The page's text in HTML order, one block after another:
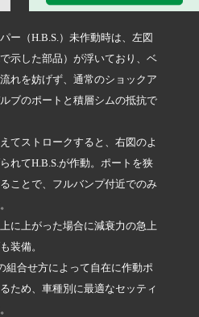
ー（H.B.S.）未作動時は、左図
示した部品）が浮いており、ベ
れを妨げず、通常のショックア
ブのポートと積層シムの抵抗で
てストロークすると、右図のよ
れてH.B.S.が作動。ポートを狭
ことで、フルバンプ付近でのみ
に上がった場合に減衰力の急上
装備。
組合せ方によって自在に作動ポ
ため、車種別に最適なセッティ